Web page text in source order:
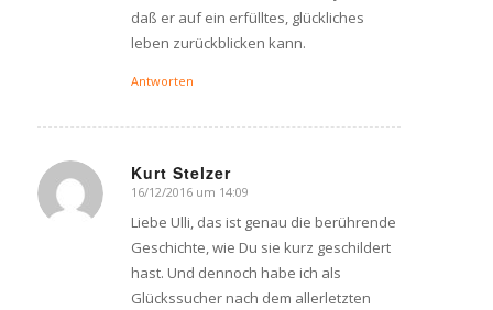
daß er auf ein erfülltes, glückliches
leben zurückblicken kann.
Antworten
Kurt Stelzer
says:
16/12/2016 um 14:09
Liebe Ulli, das ist genau die berührende
Geschichte, wie Du sie kurz geschildert
hast. Und dennoch habe ich als
Glückssucher nach dem allerletzten